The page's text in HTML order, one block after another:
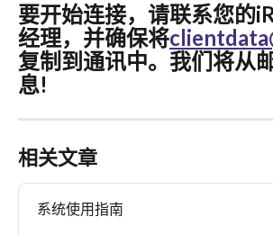
要开始连接，请联系您的
经理，并确保将
复制到通讯中。我们将从
息!
相关文章
系统使用指南